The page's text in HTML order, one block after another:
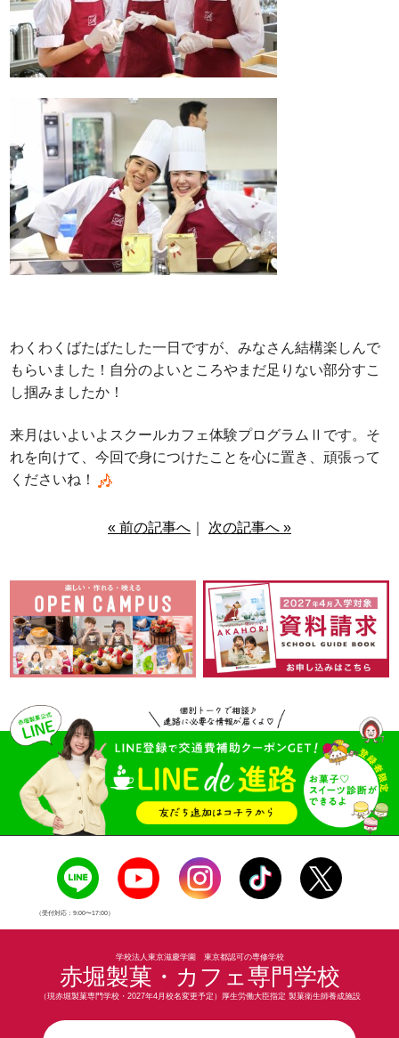
わくわくばたばたした一日ですが、みなさん結構楽しんで
もらいました！自分のよいところやまだ足りない部分すこ
し掴みましたか！
来月はいよいよスクールカフェ体験プログラムⅡです。そ
れを向けて、今回で身につけたことを心に置き、頑張って
くださいね！
« 前の記事へ 次の記事へ »
（受付対応：9:00〜17:00）
学校法人東京滋慶学園 東京都認可の専修学校
赤堀製菓・カフェ専門学校
（現赤堀製菓専門学校・2027年4月校名変更予定）厚生労働大臣指定 製菓衛生師養成施設